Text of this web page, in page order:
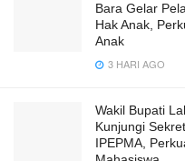
Bara Gelar
Hak Anak,
Anak
3 HARI AGO
Wakil Bupati
Kunjungi
IPEPMA,